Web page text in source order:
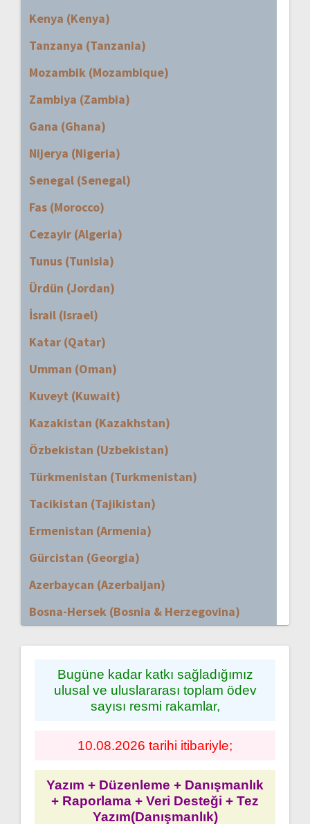
Kenya (Kenya)
Tanzanya (Tanzania)
Mozambik (Mozambique)
Zambiya (Zambia)
Gana (Ghana)
Nijerya (Nigeria)
Senegal (Senegal)
Fas (Morocco)
Cezayir (Algeria)
Tunus (Tunisia)
Ürdün (Jordan)
İsrail (Israel)
Katar (Qatar)
Umman (Oman)
Kuveyt (Kuwait)
Kazakistan (Kazakhstan)
Özbekistan (Uzbekistan)
Türkmenistan (Turkmenistan)
Tacikistan (Tajikistan)
Ermenistan (Armenia)
Gürcistan (Georgia)
Azerbaycan (Azerbaijan)
Bosna-Hersek (Bosnia & Herzegovina)
Bugüne kadar katkı sağladığımız
ulusal ve uluslararası toplam ödev
sayısı resmi rakamlar,
10.08.2026 tarihi itibariyle;
Yazım + Düzenleme + Danışmanlık
+ Raporlama + Veri Desteği + Tez
Yazım(Danışmanlık)